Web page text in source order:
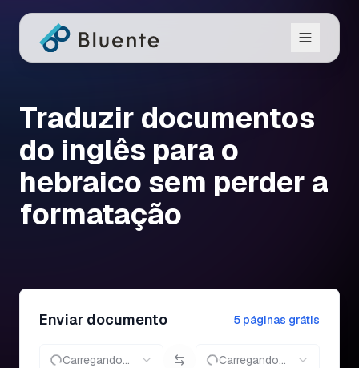
Traduzir documentos
do inglês para o
hebraico sem perder a
formatação
Enviar documento 5 páginas grátis
Carregando... Carregando...